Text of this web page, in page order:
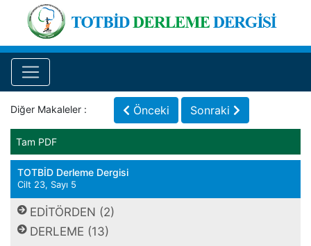
Diğer Makaleler : Önceki Sonraki
Tam PDF
TOTBİD Derleme Dergisi
Cilt 23, Sayı 5
EDİTÖRDEN (2)
DERLEME (13)